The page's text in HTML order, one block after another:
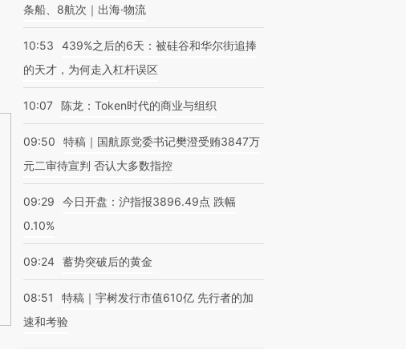
条船、8航次｜出海·物流
10:53
439%之后的6天：被硅谷和华尔街追捧
的天才，为何走入杠杆误区
10:07 陈龙：Token时代的商业与组织
09:50
特稿｜国航原党委书记樊澄受贿3847万
元二审待宣判 否认大多数指控
09:29
今日开盘：沪指报3896.49点 跌幅
0.10%
09:24 蓄势突破后的黄金
08:51
特稿｜宇树发行市值610亿 先行者的加
速和考验